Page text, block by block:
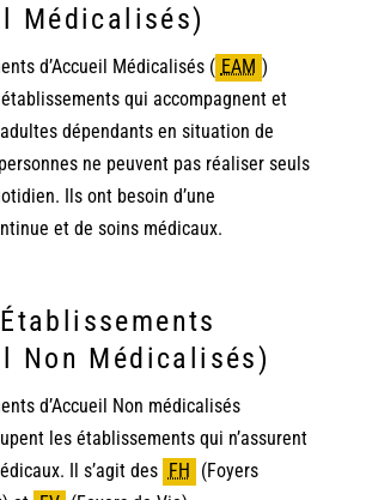
Médicalisés)
d’Accueil Médicalisés ( EAM )
qui accompagnent et
dépendants en situation de
ne peuvent pas réaliser seuls
Ils ont besoin d’une
et de soins médicaux.
Non Médicalisés)
d’Accueil Non médicalisés
les établissements qui n’assurent
Il s’agit des FH (Foyers